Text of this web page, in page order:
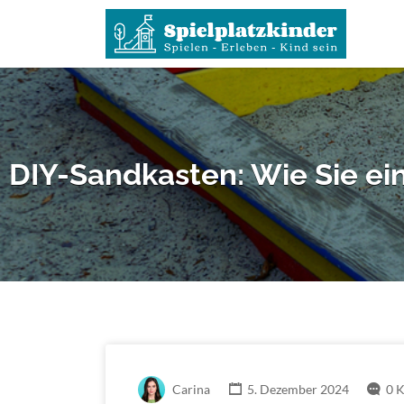
Suchen
nach:
DIY-Sandkasten: Wie Sie
Carina 5. Dezember 2024 0